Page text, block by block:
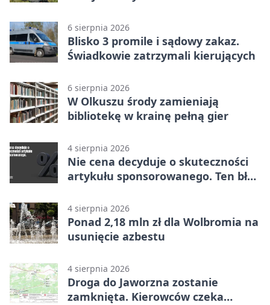
6 sierpnia 2026
Blisko 3 promile i sądowy zakaz.
Świadkowie zatrzymali kierujących
6 sierpnia 2026
W Olkuszu środy zamieniają
bibliotekę w krainę pełną gier
4 sierpnia 2026
Nie cena decyduje o skuteczności
artykułu sponsorowanego. Ten błąd
4 sierpnia 2026
Ponad 2,18 mln zł dla Wolbromia na
usunięcie azbestu
4 sierpnia 2026
Droga do Jaworzna zostanie
zamknięta. Kierowców czeka